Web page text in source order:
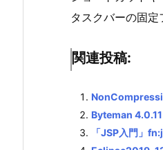
タスクバーの固定
関連投稿:
Byteman
「JSP入門」